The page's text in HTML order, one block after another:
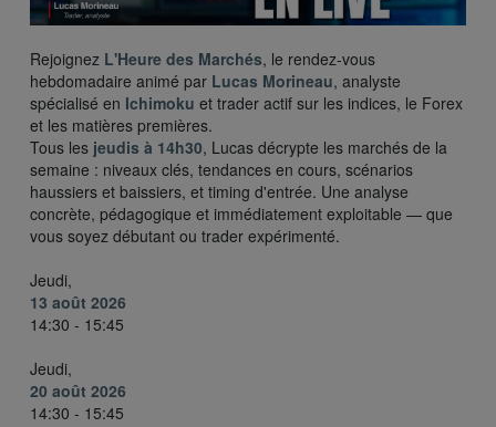
Rejoignez L'Heure des Marchés, le rendez-vous
hebdomadaire animé par Lucas Morineau, analyste
spécialisé en Ichimoku et trader actif sur les indices, le Forex
et les matières premières.
Tous les jeudis à 14h30, Lucas décrypte les marchés de la
semaine : niveaux clés, tendances en cours, scénarios
haussiers et baissiers, et timing d'entrée. Une analyse
concrète, pédagogique et immédiatement exploitable — que
vous soyez débutant ou trader expérimenté.
Jeudi,
13 août 2026
14:30 - 15:45
Jeudi,
20 août 2026
14:30 - 15:45